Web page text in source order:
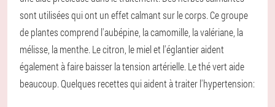
sont utilisées qui ont un effet calmant sur le corps. Ce groupe
de plantes comprend l'aubépine, la camomille, la valériane, la
mélisse, la menthe. Le citron, le miel et l'églantier aident
également à faire baisser la tension artérielle. Le thé vert aide
beaucoup. Quelques recettes qui aident à traiter l'hypertension: